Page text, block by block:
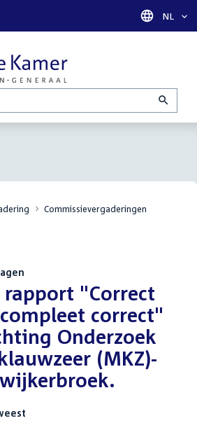
Taal
NL
Commissievergaderingen
rapport "Correct
correct"
Onderzoek
(MKZ)-